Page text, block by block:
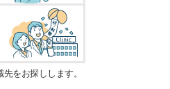
をお探しします。